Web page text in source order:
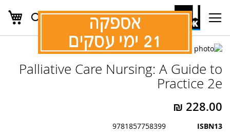
Skip
Content
חפש
Palliative Care Nursing: A Guide to
Practice 2e
ISBN13
9781857758399
לדלג
של
גלריית
תמונות
להתחלה
של
גלריית